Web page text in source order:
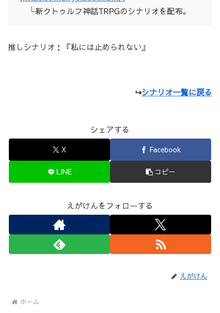
└新クトゥルフ神話TRPGのシナリオを配布。
推しシナリオ：『私には止められない』
↪シナリオ一覧に戻る
シェアする
X Facebook
LINE コピー
えがけんをフォローする
えがけん
ホーム